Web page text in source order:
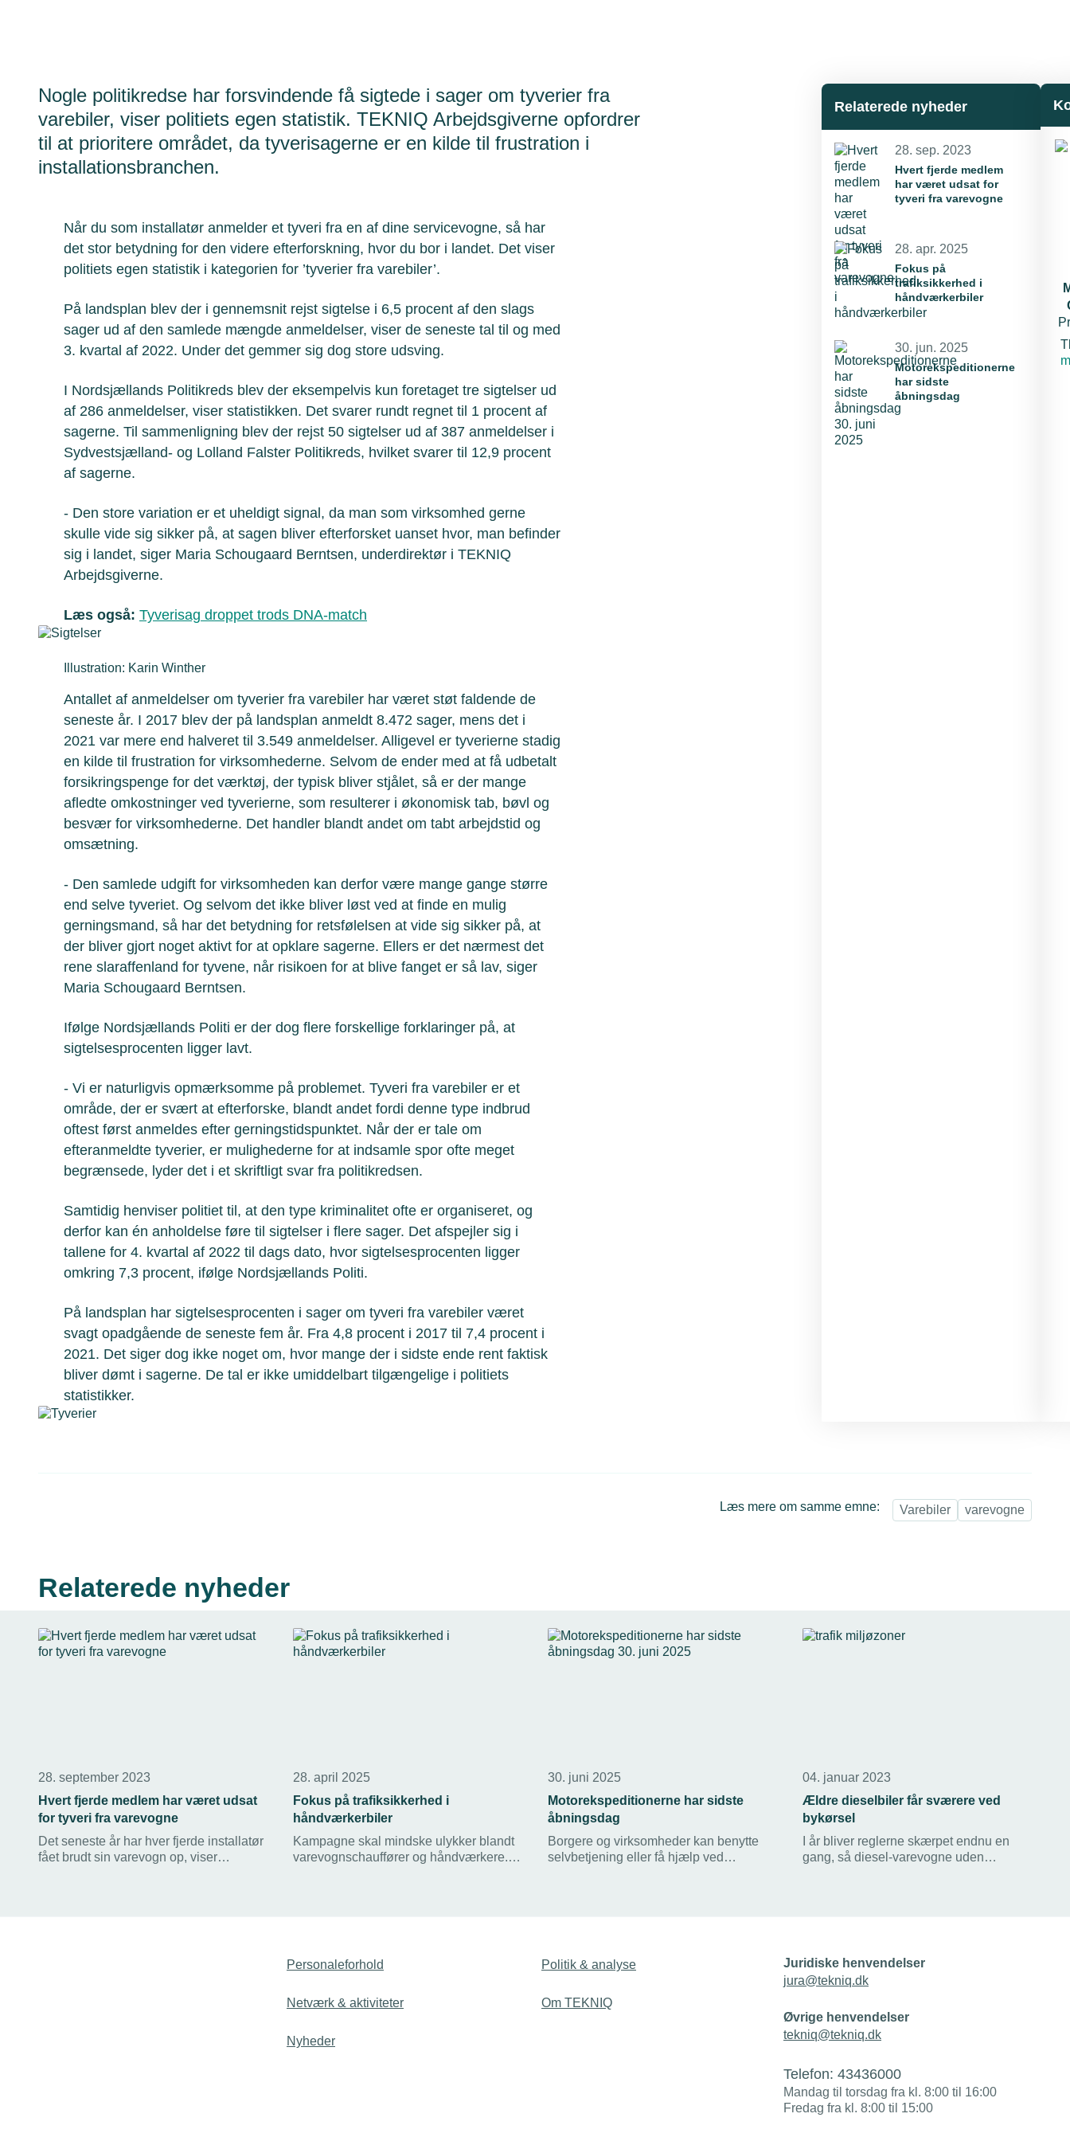
Nogle politikredse har forsvindende få sigtede i sager om tyverier fra
varebiler, viser politiets egen statistik. TEKNIQ Arbejdsgiverne opfordrer
til at prioritere området, da tyverisagerne er en kilde til frustration i
installationsbranchen.
Når du som installatør anmelder et tyveri fra en af dine servicevogne, så har
det stor betydning for den videre efterforskning, hvor du bor i landet. Det viser
politiets egen statistik i kategorien for ’tyverier fra varebiler’.
På landsplan blev der i gennemsnit rejst sigtelse i 6,5 procent af den slags
sager ud af den samlede mængde anmeldelser, viser de seneste tal til og med
3. kvartal af 2022. Under det gemmer sig dog store udsving.
I Nordsjællands Politikreds blev der eksempelvis kun foretaget tre sigtelser ud
af 286 anmeldelser, viser statistikken. Det svarer rundt regnet til 1 procent af
sagerne. Til sammenligning blev der rejst 50 sigtelser ud af 387 anmeldelser i
Sydvestsjælland- og Lolland Falster Politikreds, hvilket svarer til 12,9 procent
af sagerne.
- Den store variation er et uheldigt signal, da man som virksomhed gerne
skulle vide sig sikker på, at sagen bliver efterforsket uanset hvor, man befinder
sig i landet, siger Maria Schougaard Berntsen, underdirektør i TEKNIQ
Arbejdsgiverne.
Læs også: Tyverisag droppet trods DNA-match
Illustration: Karin Winther
Antallet af anmeldelser om tyverier fra varebiler har været støt faldende de
seneste år. I 2017 blev der på landsplan anmeldt 8.472 sager, mens det i
2021 var mere end halveret til 3.549 anmeldelser. Alligevel er tyverierne stadig
en kilde til frustration for virksomhederne. Selvom de ender med at få udbetalt
forsikringspenge for det værktøj, der typisk bliver stjålet, så er der mange
afledte omkostninger ved tyverierne, som resulterer i økonomisk tab, bøvl og
besvær for virksomhederne. Det handler blandt andet om tabt arbejdstid og
omsætning.
- Den samlede udgift for virksomheden kan derfor være mange gange større
end selve tyveriet. Og selvom det ikke bliver løst ved at finde en mulig
gerningsmand, så har det betydning for retsfølelsen at vide sig sikker på, at
der bliver gjort noget aktivt for at opklare sagerne. Ellers er det nærmest det
rene slaraffenland for tyvene, når risikoen for at blive fanget er så lav, siger
Maria Schougaard Berntsen.
Ifølge Nordsjællands Politi er der dog flere forskellige forklaringer på, at
sigtelsesprocenten ligger lavt.
- Vi er naturligvis opmærksomme på problemet. Tyveri fra varebiler er et
område, der er svært at efterforske, blandt andet fordi denne type indbrud
oftest først anmeldes efter gerningstidspunktet. Når der er tale om
efteranmeldte tyverier, er mulighederne for at indsamle spor ofte meget
begrænsede, lyder det i et skriftligt svar fra politikredsen.
Samtidig henviser politiet til, at den type kriminalitet ofte er organiseret, og
derfor kan én anholdelse føre til sigtelser i flere sager. Det afspejler sig i
tallene for 4. kvartal af 2022 til dags dato, hvor sigtelsesprocenten ligger
omkring 7,3 procent, ifølge Nordsjællands Politi.
På landsplan har sigtelsesprocenten i sager om tyveri fra varebiler været
svagt opadgående de seneste fem år. Fra 4,8 procent i 2017 til 7,4 procent i
2021. Det siger dog ikke noget om, hvor mange der i sidste ende rent faktisk
bliver dømt i sagerne. De tal er ikke umiddelbart tilgængelige i politiets
statistikker.
Relaterede nyheder
28. sep. 2023
Hvert fjerde medlem
har været udsat for
tyveri fra varevogne
28. apr. 2025
Fokus på
trafiksikkerhed i
håndværkerbiler
30. jun. 2025
Motorekspeditionerne
har sidste
åbningsdag
Læs mere om samme emne: Varebiler varevogne
Relaterede nyheder
28. september 2023
Hvert fjerde medlem har været udsat
for tyveri fra varevogne
Det seneste år har hver fjerde installatør
fået brudt sin varevogn op, viser
28. april 2025
Fokus på trafiksikkerhed i
håndværkerbiler
Kampagne skal mindske ulykker blandt
varevognschauffører og håndværkere.
30. juni 2025
Motorekspeditionerne har sidste
åbningsdag
Borgere og virksomheder kan benytte
selvbetjening eller få hjælp ved
04. januar 2023
Ældre dieselbiler får sværere ved
bykørsel
I år bliver reglerne skærpet endnu en
gang, så diesel-varevogne uden
Personaleforhold
Netværk & aktiviteter
Nyheder
Politik & analyse
Om TEKNIQ
Juridiske henvendelser
jura@tekniq.dk
Øvrige henvendelser
tekniq@tekniq.dk
Telefon: 43436000
Mandag til torsdag fra kl. 8:00 til 16:00
Fredag fra kl. 8:00 til 15:00